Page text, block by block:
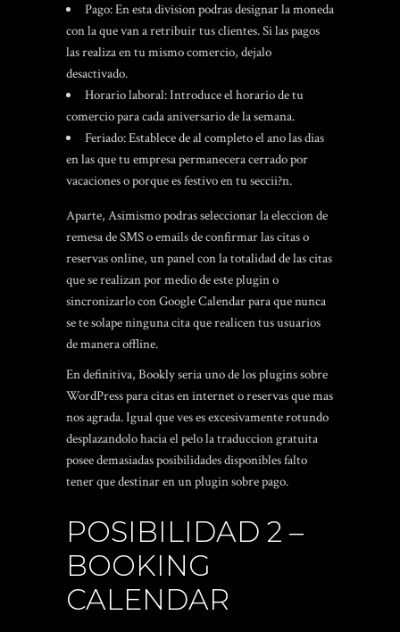
Pago: En esta division podras designar la moneda
con la que van a retribuir tus clientes. Si las pagos
las realiza en tu mismo comercio, dejalo
desactivado.
Horario laboral: Introduce el horario de tu
comercio para cada aniversario de la semana.
Feriado: Establece de al completo el ano las dias
en las que tu empresa permanecera cerrado por
vacaciones o porque es festivo en tu seccii?n.
Aparte, Asimismo podras seleccionar la eleccion de
remesa de SMS o emails de confirmar las citas o
reservas online, un panel con la totalidad de las citas
que se realizan por medio de este plugin o
sincronizarlo con Google Calendar para que nunca
se te solape ninguna cita que realicen tus usuarios
de manera offline.
En definitiva, Bookly seri­a uno de los plugins sobre
WordPress para citas en internet o reservas que mas
nos agrada. Igual que ves es excesivamente rotundo
desplazandolo hacia el pelo la traduccion gratuita
posee demasiadas posibilidades disponibles falto
tener que destinar en un plugin sobre pago.
POSIBILIDAD 2 –
BOOKING
CALENDAR